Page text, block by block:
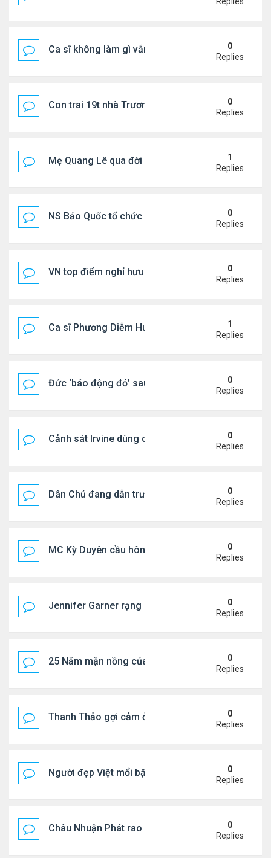
Ca sĩ không làm gì vẫn kiếm được 400 triệu đồng/
0
Replies
Con trai 19t nhà Trương Bá Chi - Tạ Đình Phong
0
Replies
Mẹ Quang Lê qua đời sau 2 năm đột quỵ. 1
Replies
NS Bảo Quốc tổ chức sn cho bà xã
0
Replies
VN top điểm nghỉ hưu lý tưởng cho người Mỹ
0
Replies
Ca sĩ Phương Diễm Huyền bị khởi tố
1
Replies
Đức ‘báo động đỏ’ sau vụ phát hiện UAV mang
0
Replies
Cảnh sát Irvine dùng drone bắt kẻ trộm trong
0
Replies
Dân Chủ đang dẫn trước Cộng Hòa trong các
0
Replies
MC Kỳ Duyên cầu hôn lại chồng cũ
0
Replies
Jennifer Garner rạng rỡ bên bạn trai kém 6 tuổi
0
Replies
25 Năm mặn nồng của 'Điệp viên 007'
0
Replies
Thanh Thảo gợi cảm ở tuổi 49
0
Replies
Người đẹp Việt mổi bật giữa dàn sao châu Á
0
Replies
Châu Nhuận Phát rao bán tài sản
0
Replies